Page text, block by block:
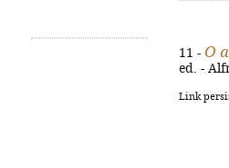
11 - O
ed. -
Link